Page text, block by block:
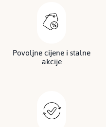
Povoljne cijene i stalne
akcije